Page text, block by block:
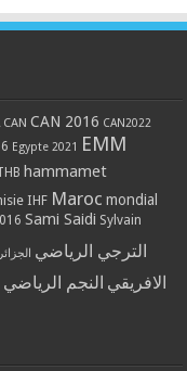
CAN CAN 2016 CAN2022
Egypte 2021 EMM
hammamet
IHF Maroc mondial
Sami Saidi Sylvain
الترجي الرياضي الجزائر
الافريقي النجم